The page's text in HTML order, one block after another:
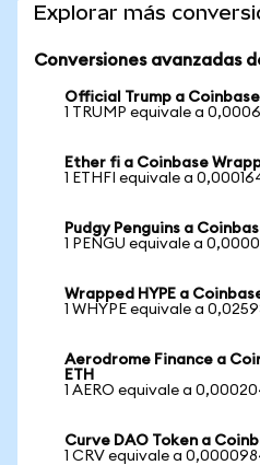
Explorar más
Conversiones avanzadas
Official Trump a
1 TRUMP equivale a
Ether fi a Coinbase
1 ETHFI equivale a
Pudgy Penguins a
1 PENGU equivale a
Wrapped HYPE a
1 WHYPE equivale a
Aerodrome Finance a
ETH
1 AERO equivale a
Curve DAO Token a
1 CRV equivale a